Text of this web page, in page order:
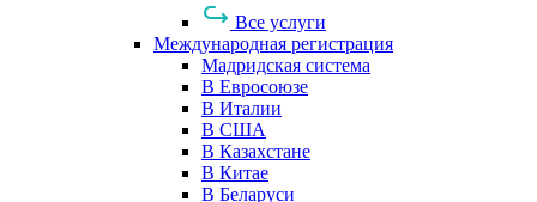
Все услуги
Международная регистрация
Мадридская система
В Евросоюзе
В Италии
В США
В Казахстане
В Китае
В Беларуси